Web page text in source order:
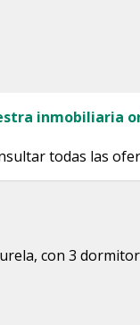
inmobiliaria
todas las